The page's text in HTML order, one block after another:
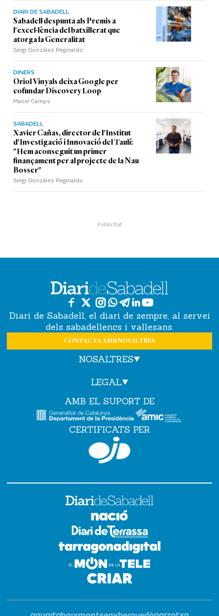
DIARI DE SABADELL
Sabadell despunta als Premis a
l'excel·lència del batxillerat que
atorga la Generalitat
Sergi Gonzàlez Reginaldo
DINERS
Oriol Vinyals deixa Google per
cofundar Discovery Loop
Manel Camps
SABADELL
Xavier Cañas, director de l'Institut
d'Investigació i Innovació del Taulí:
"Hem aconseguit un primer
finançament per al projecte de la Nau
Bosser"
Sergi Gonzàlez Reginaldo
Diari de Sabadell, el diari de sempre, al servei
dels sabadellencs i vallesans.
CONTACTA AMB NOSALTRES
NOSALTRES
LEGAL
AMB EL SUPORT DE
CERTIFICATS PER